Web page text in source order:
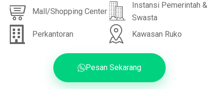
Mall/Shopping Center
Instansi Pemerintah &
Swasta
Perkantoran
Kawasan Ruko
Pesan Sekarang